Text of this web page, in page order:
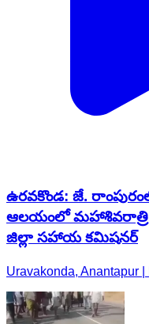
ఉరవకొండ: జే.
ఆలయంలో మహాశివరాత్రి
జిల్లా సహాయ కమిషనర్
Uravakonda, Anantapur |